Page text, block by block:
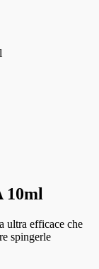
10ml
ultra efficace che
spingerle